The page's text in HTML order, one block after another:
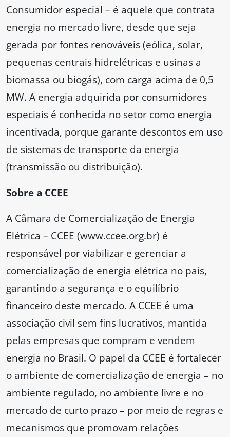
Consumidor especial – é aquele que contrata
energia no mercado livre, desde que seja
gerada por fontes renováveis (eólica, solar,
pequenas centrais hidrelétricas e usinas a
biomassa ou biogás), com carga acima de 0,5
MW. A energia adquirida por consumidores
especiais é conhecida no setor como energia
incentivada, porque garante descontos em uso
de sistemas de transporte da energia
(transmissão ou distribuição).
Sobre a CCEE
A Câmara de Comercialização de Energia
Elétrica – CCEE (www.ccee.org.br) é
responsável por viabilizar e gerenciar a
comercialização de energia elétrica no país,
garantindo a segurança e o equilíbrio
financeiro deste mercado. A CCEE é uma
associação civil sem fins lucrativos, mantida
pelas empresas que compram e vendem
energia no Brasil. O papel da CCEE é fortalecer
o ambiente de comercialização de energia – no
ambiente regulado, no ambiente livre e no
mercado de curto prazo – por meio de regras e
mecanismos que promovam relações